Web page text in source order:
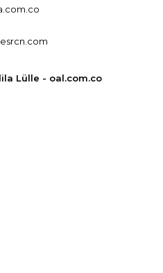
Lülle - oal.com.co